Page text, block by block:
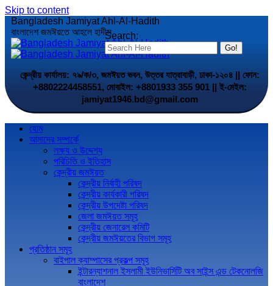
Skip to content
Search:
Bangladesh Jamiyat Ahl-Al-Hadith
বাংলাদেশ জমঈয়তে আহলে হাদীস
কেন্দ্রীয় কার্যালয়: ৭৯/ক/৩, জমঈয়ত ভবন, উত্তর যাত্রাবাড়ী, ঢাকা-১২০৪ || ফোন:
+8802224458551, মোবাইল: +8801933 355 901 || ই-মেইল:
jamiyat1946.bd@gmail.com
হোম
আমাদের সম্পর্কে
লক্ষ্য ও উদ্দেশ্য
পরিচিতি ও ইতিহাস
কেন্দ্রীয় জমঈয়ত
কেন্দ্রীয় নির্বাহী পরিষদ
কেন্দ্রীয় কার্যকারী পরিষদ
কেন্দ্রীয় উপদেষ্টা পরিষদ
জেলা জমঈয়ত সমূহ
কেন্দ্রীয় জেনারেল কমিটি
কেন্দ্রীয় জমঈয়তের বিভাগ সমূহ
প্রতিষ্ঠান সমূহ
বাইপাল ক্যাম্পাসের প্রকল্প সমূহ
ইন্টারন্যাশনাল ইসলামী ইউনিভার্সিটি অব সাইন্স এন্ড টেকনোলজি
বাংলাদেশ